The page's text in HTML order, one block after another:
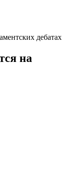
дебатах
на